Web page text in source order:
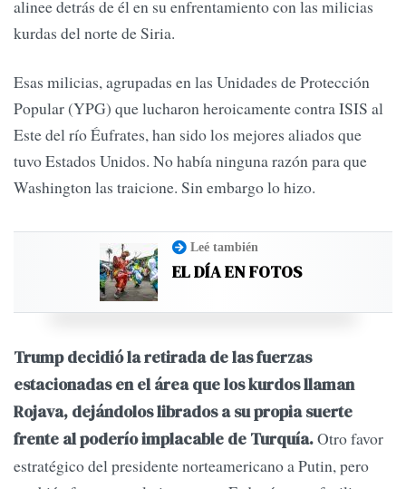
alinee detrás de él en su enfrentamiento con las milicias
kurdas del norte de Siria.
Esas milicias, agrupadas en las Unidades de Protección
Popular (YPG) que lucharon heroicamente contra ISIS al
Este del río Éufrates, han sido los mejores aliados que
tuvo Estados Unidos. No había ninguna razón para que
Washington las traicione. Sin embargo lo hizo.
Leé también
EL DÍA EN FOTOS
Trump decidió la retirada de las fuerzas
estacionadas en el área que los kurdos llaman
Rojava, dejándolos librados a su propia suerte
frente al poderío implacable de Turquía.Otro favor
estratégico del presidente norteamericano a Putin, pero